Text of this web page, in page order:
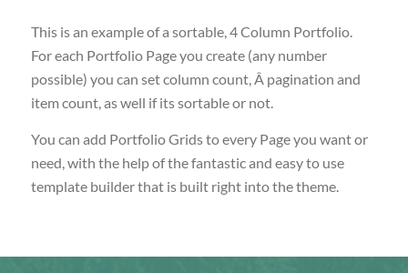
This is an example of a sortable, 4 Column Portfolio.
For each Portfolio Page you create (any number
possible) you can set column count, Â pagination and
item count, as well if its sortable or not.
You can add Portfolio Grids to every Page you want or
need, with the help of the fantastic and easy to use
template builder that is built right into the theme.